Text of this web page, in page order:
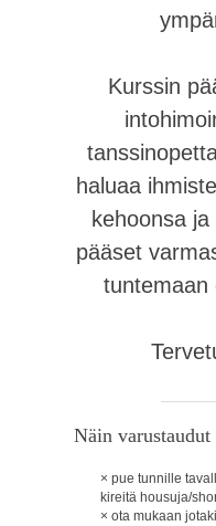
Kurssin
haluaa
kehoonsa
pääset
tuntemaan
Näin
pue tunnille
kireitä housuja/
ota mukaan